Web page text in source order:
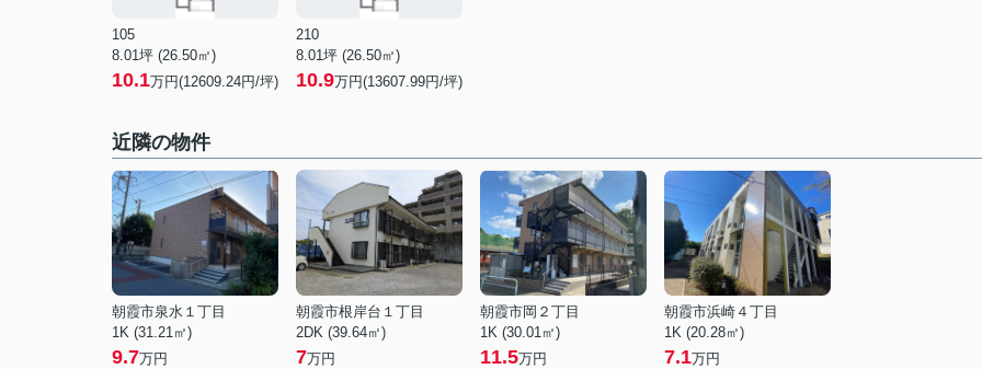
105
8.01坪 (26.50㎡)
10.1万円(12609.24円/坪)
210
8.01坪 (26.50㎡)
10.9万円(13607.99円/坪)
近隣の物件
朝霞市泉水１丁目
1K (31.21㎡)
9.7万円
朝霞市根岸台１丁目
2DK (39.64㎡)
7万円
朝霞市岡２丁目
1K (30.01㎡)
11.5万円
朝霞市浜崎４丁目
1K (20.28㎡)
7.1万円